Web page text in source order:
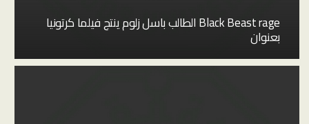
Black Beast rage الطالب باسل زلوم ينتج فيلما كرتونيا
بعنوان